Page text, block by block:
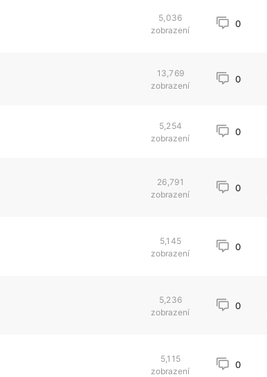
5,036
zobrazení
0
13,769
zobrazení
0
5,254
zobrazení
0
26,791
zobrazení
0
5,145
zobrazení
0
5,236
zobrazení
0
5,115
zobrazení
0